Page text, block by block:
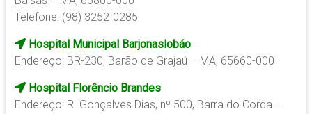
Telefone: (98) 3252-0285
Hospital Municipal Barjonaslobáo
Endereço: BR-230, Barão de Grajaú – MA, 65660-000
Hospital Florêncio Brandes
Endereço: R. Gonçalves Dias, nº 500, Barra do Corda –